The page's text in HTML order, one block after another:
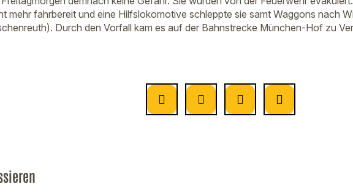
mehr fahrbereit und eine Hilfslokomotive schleppte sie samt Waggons nach
Durch den Vorfall kam es auf der Bahnstrecke München-Hof zu